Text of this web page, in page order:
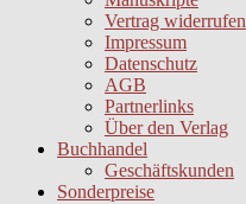
Vertrag widerrufen
Impressum
Datenschutz
AGB
Partnerlinks
Über den Verlag
Buchhandel
Geschäftskunden
Sonderpreise